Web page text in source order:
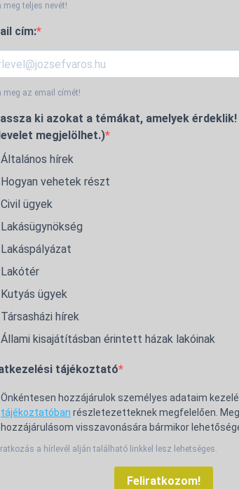
meg teljes nevét!
cím:
meg az email címét!
ki azokat a témákat, amelyek érdeklik!
megjelölhet.)
Általános hírek
Hogyan vehetek részt
Civil ügyek
Lakásügynökség
Lakáspályázat
Lakótér
Kutyás ügyek
Társasházi hírek
Állami kisajátításban érintett házak lakóinak
tájékoztató
Önkéntesen hozzájárulok személyes adataim
tájékoztatóban részletezetteknek megfelelően.
hozzájárulásom visszavonására bármikor
a hírlevél alján található linkkel lesz lehetséges.
Feliratkozom!